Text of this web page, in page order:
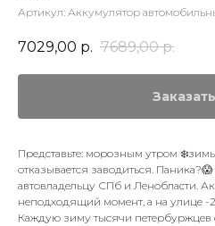
Артикул: Аккумулятор
7029,00 р. 7689,00 р.
Представьте: морозным утром
отказывается заводиться.
автовладельцу СПб и Ленобласти.
неподходящий момент, а на улице -
Каждую зиму тысячи петербуржцев